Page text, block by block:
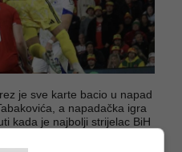
je sve karte bacio u napad
a napadačka igra
kada je najbolji strijelac BiH